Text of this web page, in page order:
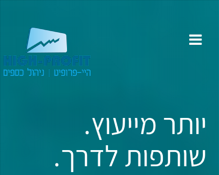
יותר מייעוץ.
שותפות לדרך.